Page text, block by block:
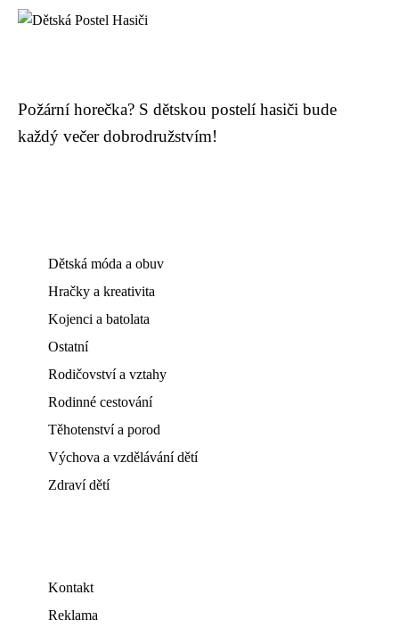
Požární horečka? S dětskou postelí hasiči bude
každý večer dobrodružstvím!
Dětská móda a obuv
Hračky a kreativita
Kojenci a batolata
Ostatní
Rodičovství a vztahy
Rodinné cestování
Těhotenství a porod
Výchova a vzdělávání dětí
Zdraví dětí
Kontakt
Reklama